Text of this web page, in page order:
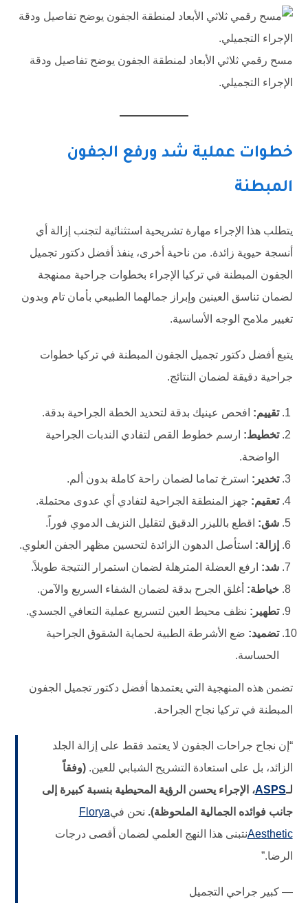
مسح رقمي ثلاثي الأبعاد لمنطقة الجفون يوضح تفاصيل ودقة
الإجراء التجميلي.
خطوات عملية شد ورفع الجفون
المبطنة
يتطلب هذا الإجراء مهارة تشريحية استثنائية لتجنب إزالة أي
أنسجة حيوية زائدة. من ناحية أخرى، ينفذ أفضل دكتور تجميل
الجفون المبطنة في تركيا الإجراء بخطوات جراحية ممنهجة
لضمان تناسق العينين وإبراز جمالهما الطبيعي بأمان تام وبدون
تغيير ملامح الوجه الأساسية.
يتبع أفضل دكتور تجميل الجفون المبطنة في تركيا خطوات
جراحية دقيقة لضمان النتائج.
تقييم: افحص عينيك بدقة لتحديد الخطة الجراحية بدقة.
تخطيط: ارسم خطوط القص لتفادي الندبات الجراحية
الواضحة.
تخدير: استرخ تماما لضمان راحة كاملة بدون ألم.
تعقيم: جهز المنطقة الجراحية لتفادي أي عدوى محتملة.
شق: اقطع بالليزر الدقيق لتقليل النزيف الدموي فوراً.
إزالة: استأصل الدهون الزائدة لتحسين مظهر الجفن العلوي.
شد: ارفع العضلة المترهلة لضمان استمرار النتيجة طويلاً.
خياطة: أغلق الجرح بدقة لضمان الشفاء السريع والآمن.
تطهير: نظف محيط العين لتسريع عملية التعافي الجسدي.
تضميد: ضع الأشرطة الطبية لحماية الشقوق الجراحية
الحساسة.
تضمن هذه المنهجية التي يعتمدها أفضل دكتور تجميل الجفون
المبطنة في تركيا نجاح الجراحة.
“إن نجاح جراحات الجفون لا يعتمد فقط على إزالة الجلد
الزائد، بل على استعادة التشريح الشبابي للعين.(وفقاً
لـASPS، الإجراء يحسن الرؤية المحيطية بنسبة كبيرة إلى
جانب فوائده الجمالية الملحوظة). نحن فيFlorya
Aestheticنتبنى هذا النهج العلمي لضمان أقصى درجات
الرضا.”
— كبير جراحي التجميل